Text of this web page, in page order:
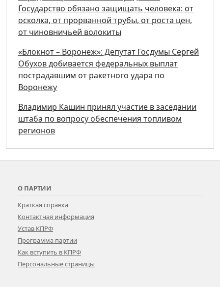
Государство обязано защищать человека: от
осколка, от прорванной трубы, от роста цен,
от чиновничьей волокиты
«Блокнот – Воронеж»: Депутат Госдумы Сергей
Обухов добивается федеральных выплат
пострадавшим от ракетного удара по
Воронежу
Владимир Кашин принял участие в заседании
штаба по вопросу обеспечения топливом
регионов
О ПАРТИИ
Краткая справка
Контактная информация
Устав КПРФ
Программа партии
Как вступить в КПРФ
Персональные страницы